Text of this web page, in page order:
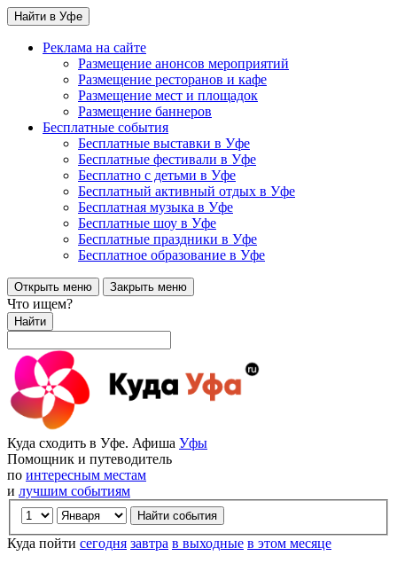
Найти в Уфе
Реклама на сайте
Размещение анонсов мероприятий
Размещение ресторанов и кафе
Размещение мест и площадок
Размещение баннеров
Бесплатные события
Бесплатные выставки в Уфе
Бесплатные фестивали в Уфе
Бесплатно с детьми в Уфе
Бесплатный активный отдых в Уфе
Бесплатная музыка в Уфе
Бесплатные шоу в Уфе
Бесплатные праздники в Уфе
Бесплатное образование в Уфе
Открыть меню Закрыть меню
Что ищем?
Найти
Куда сходить в Уфе. Афиша Уфы
Помощник и путеводитель
по интересным местам
и лучшим событиям
Куда пойти сегодня завтра в выходные в этом месяце